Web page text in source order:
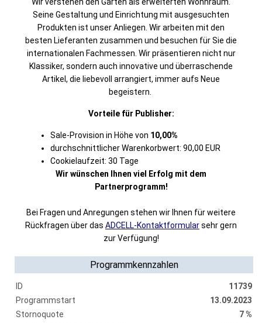
Seine Gestaltung und Einrichtung mit ausgesuchten
Produkten ist unser Anliegen. Wir arbeiten mit den
besten Lieferanten zusammen und besuchen für Sie die
internationalen Fachmessen. Wir präsentieren nicht nur
Klassiker, sondern auch innovative und überraschende
Artikel, die liebevoll arrangiert, immer aufs Neue
begeistern.
Vorteile für Publisher:
Sale-Provision in Höhe von 10,00%
durchschnittlicher Warenkorbwert: 90,00 EUR
Cookielaufzeit: 30 Tage
Wir wünschen Ihnen viel Erfolg mit dem
Partnerprogramm!
Bei Fragen und Anregungen stehen wir Ihnen für weitere
Rückfragen über das ADCELL-Kontaktformularsehr gern
zur Verfügung!
Programmkennzahlen
ID
11739
Programmstart
13.09.2023
Stornoquote
7 %